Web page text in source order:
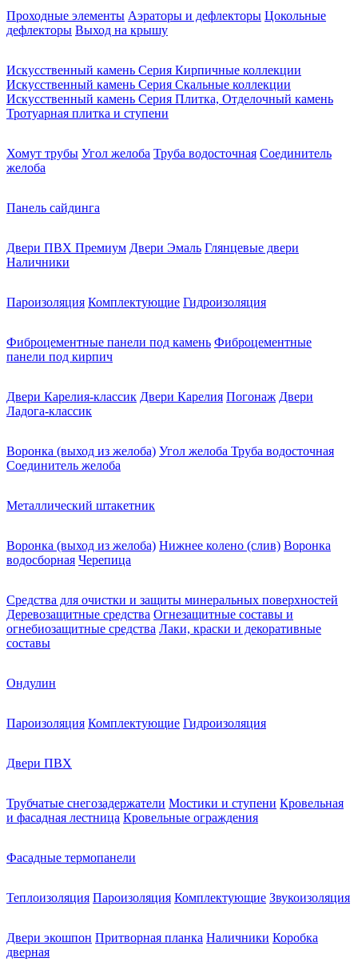
Проходные элементы Аэраторы и дефлекторы Цокольные
дефлекторы Выход на крышу
Искусственный камень Серия Кирпичные коллекции
Искусственный камень Серия Скальные коллекции
Искусственный камень Серия Плитка, Отделочный камень
Тротуарная плитка и ступени
Хомут трубы Угол желоба Труба водосточная Соединитель
желоба
Панель сайдинга
Двери ПВХ Премиум Двери Эмаль Глянцевые двери
Наличники
Пароизоляция Комплектующие Гидроизоляция
Фиброцементные панели под камень Фиброцементные
панели под кирпич
Двери Карелия-классик Двери Карелия Погонаж Двери
Ладога-классик
Воронка (выход из желоба) Угол желоба Труба водосточная
Соединитель желоба
Металлический штакетник
Воронка (выход из желоба) Нижнее колено (слив) Воронка
водосборная Черепица
Средства для очистки и защиты минеральных поверхностей
Деревозащитные средства Огнезащитные составы и
огнебиозащитные средства Лаки, краски и декоративные
составы
Ондулин
Пароизоляция Комплектующие Гидроизоляция
Двери ПВХ
Трубчатые снегозадержатели Мостики и ступени Кровельная
и фасадная лестница Кровельные ограждения
Фасадные термопанели
Теплоизоляция Пароизоляция Комплектующие Звукоизоляция
Двери экошпон Притворная планка Наличники Коробка
дверная